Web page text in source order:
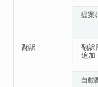
提案
翻訳
翻訳
追加
自動